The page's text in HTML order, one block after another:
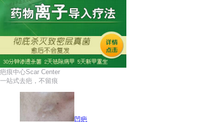
疤痕中心Scar Center
一站式去疤，不留痕
凹疤